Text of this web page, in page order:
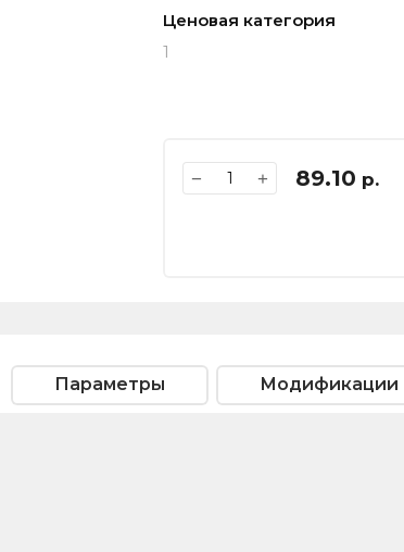
Ценовая категория
1
− + 89.10 р.
Параметры Модификации